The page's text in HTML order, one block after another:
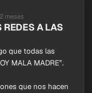
meses
REDES A LAS
que todas las
MALA MADRE”.
que nos hacen